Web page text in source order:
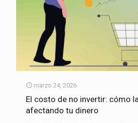
marzo 24, 2026
El costo de no invertir: cómo
afectando tu dinero